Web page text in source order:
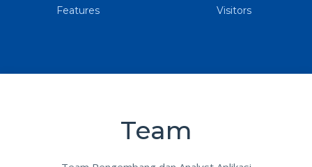
Features Visitors
Team